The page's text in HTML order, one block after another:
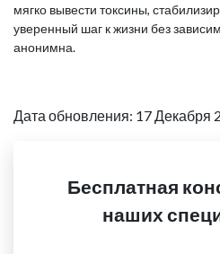
мягко вывести токсины,
уверенный шаг к жизни без
анонимна.
Дата обновления: 17 Декабря
Бесплатная
наших